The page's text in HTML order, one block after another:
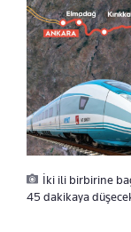
İki ili birbirine
45 dakikaya